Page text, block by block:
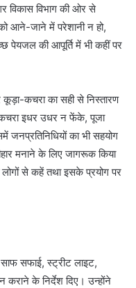
विकास विभाग की ओर से
को आने-जाने में परेशानी न हो,
पेयजल की आपूर्ति में भी कहीं पर
कूड़ा-कचरा का सही से निस्तारण
कचरा इधर उधर न फेंके, पूजा
का भी सहयोग
मनाने के लिए जागरूक किया
से कहें तथा इसके प्रयोग पर
साफ सफाई, स्ट्रीट लाइट,
कराने के निर्देश दिए। उन्होंने